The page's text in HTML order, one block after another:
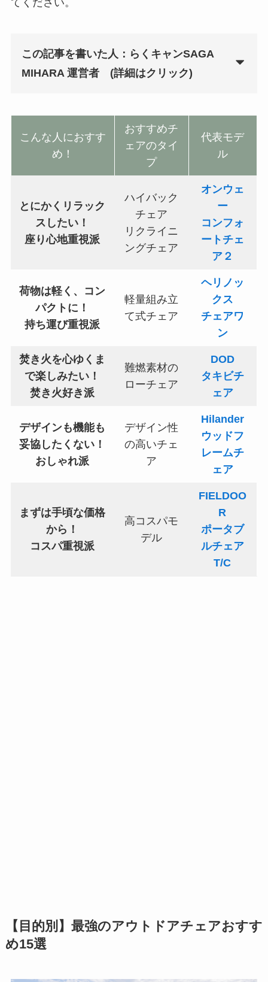
てください。
この記事を書いた人：らくキャンSAGA
MIHARA 運営者
(詳細はクリック)
こんな人におすす
め！
おすすめチ
ェアのタイ
プ
代表モデ
ル
とにかくリラック
スしたい！
座り心地重視派
ハイバック
チェア
リクライニ
ングチェア
オンウェ
ー
コンフォ
ートチェ
ア２
荷物は軽く、コン
パクトに！
持ち運び重視派
軽量組み立
て式チェア
ヘリノッ
クス
チェアワ
ン
焚き火を心ゆくま
で楽しみたい！
焚き火好き派
難燃素材の
ローチェア
DOD
タキビチ
ェア
デザインも機能も
妥協したくない！
おしゃれ派
デザイン性
の高いチェ
ア
Hilander
ウッドフ
レームチ
ェア
まずは手頃な価格
から！
コスパ重視派
高コスパモ
デル
FIELDOO
R
ポータブ
ルチェア
T/C
【目的別】最強のアウトドアチェアおすす
め15選